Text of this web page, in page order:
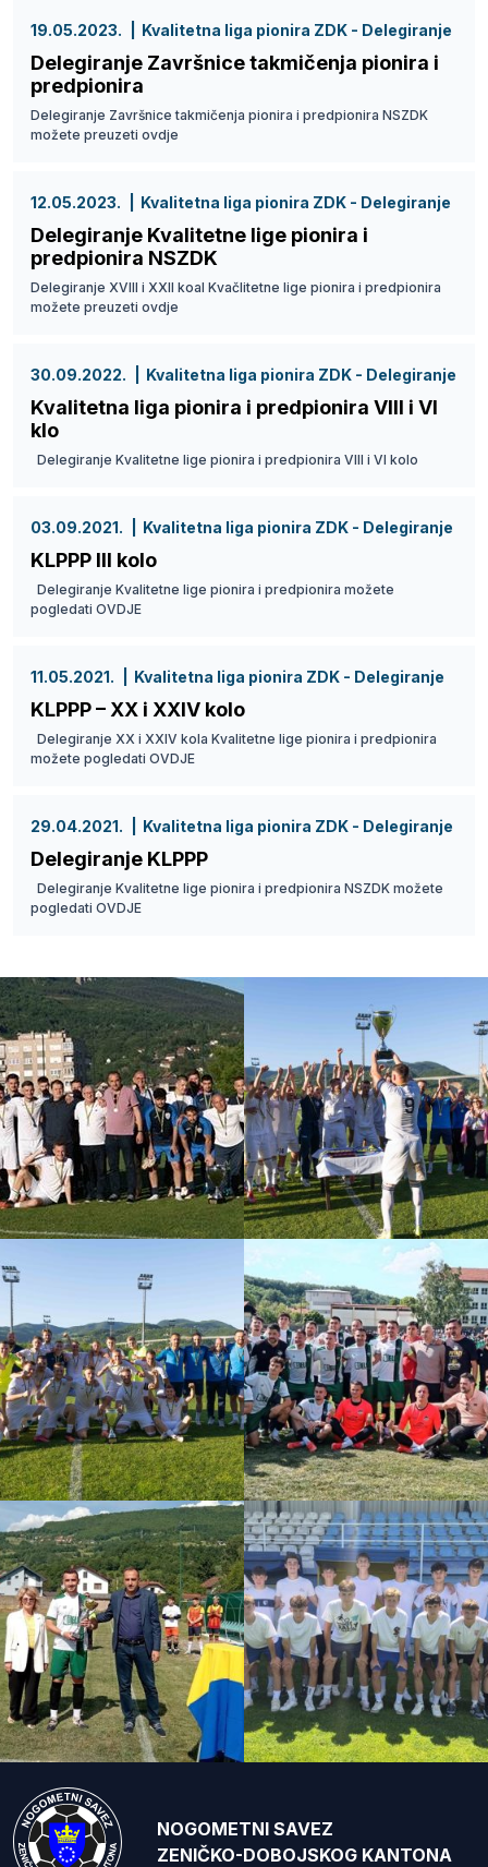
19.05.2023. Kvalitetna liga pionira ZDK - Delegiranje
Delegiranje Završnice takmičenja pionira i
predpionira
Delegiranje Završnice takmičenja pionira i predpionira NSZDK
možete preuzeti ovdje
12.05.2023. Kvalitetna liga pionira ZDK - Delegiranje
Delegiranje Kvalitetne lige pionira i
predpionira NSZDK
Delegiranje XVIII i XXII koal Kvačlitetne lige pionira i predpionira
možete preuzeti ovdje
30.09.2022. Kvalitetna liga pionira ZDK - Delegiranje
Kvalitetna liga pionira i predpionira VIII i VI
klo
Delegiranje Kvalitetne lige pionira i predpionira VIII i VI kolo
03.09.2021. Kvalitetna liga pionira ZDK - Delegiranje
KLPPP III kolo
Delegiranje Kvalitetne lige pionira i predpionira možete
pogledati OVDJE
11.05.2021. Kvalitetna liga pionira ZDK - Delegiranje
KLPPP – XX i XXIV kolo
Delegiranje XX i XXIV kola Kvalitetne lige pionira i predpionira
možete pogledati OVDJE
29.04.2021. Kvalitetna liga pionira ZDK - Delegiranje
Delegiranje KLPPP
Delegiranje Kvalitetne lige pionira i predpionira NSZDK možete
pogledati OVDJE
NOGOMETNI SAVEZ
ZENIČKO-DOBOJSKOG KANTONA